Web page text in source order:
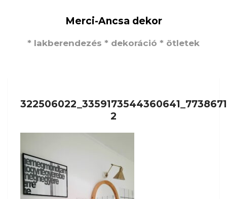
Merci-Ancsa dekor
* lakberendezés * dekoráció * ötletek
2